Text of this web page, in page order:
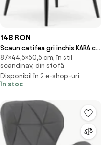
148 RON
Scaun catifea gri inchis KARA cu
picioare negre
87×44,5×50,5 cm, în stil
scandinav, din stofă
Disponibil în 2 e-shop-uri
În stoc